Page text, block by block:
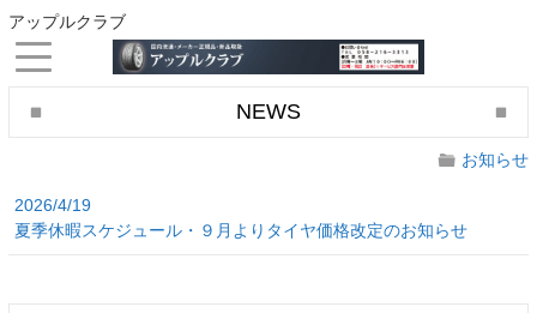
アップルクラブ
NEWS
お知らせ
2026/4/19
夏季休暇スケジュール・９月よりタイヤ価格改定のお知らせ